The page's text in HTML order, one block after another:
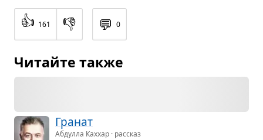
👍 161 👎 💬 0
Читайте также
Гра­нат
Абдулла Каххар · рассказ